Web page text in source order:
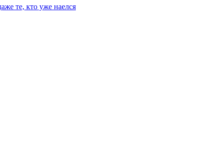
те, кто уже наелся